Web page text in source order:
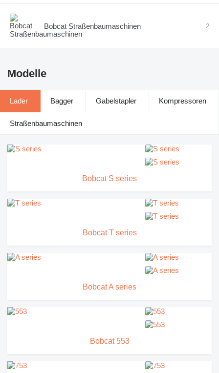
Bobcat Straßenbaumaschinen 2
Modelle
Lader Bagger Gabelstapler Kompressoren
Straßenbaumaschinen
Bobcat S series
Bobcat T series
Bobcat A series
Bobcat 553